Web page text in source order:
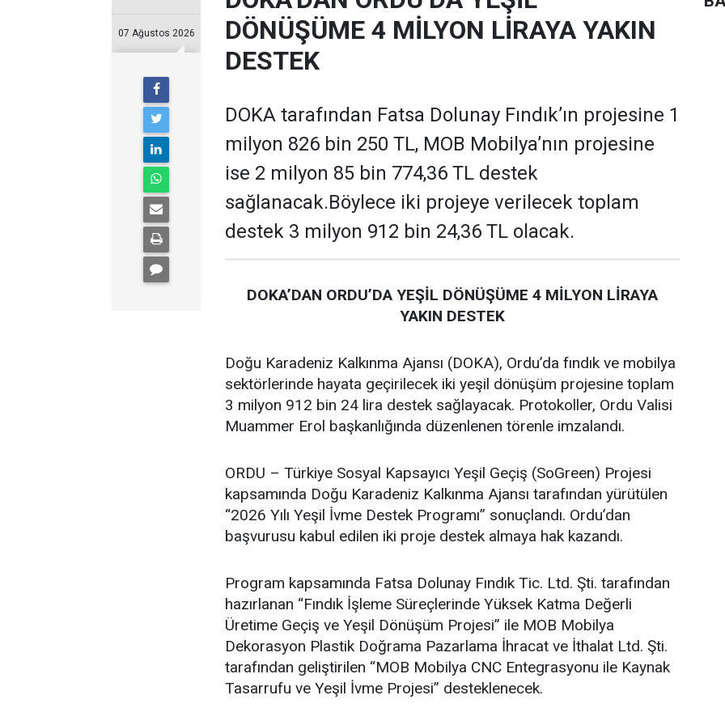
07 Ağustos 2026
DÖNÜŞÜME 4 MİLYON LİRAYA YAKIN
DESTEK
DOKA tarafından Fatsa Dolunay Fındık’ın projesine 1
milyon 826 bin 250 TL, MOB Mobilya’nın projesine
ise 2 milyon 85 bin 774,36 TL destek
sağlanacak.Böylece iki projeye verilecek toplam
destek 3 milyon 912 bin 24,36 TL olacak.
DOKA’DAN ORDU’DA YEŞİL DÖNÜŞÜME 4 MİLYON LİRAYA
YAKIN DESTEK
Doğu Karadeniz Kalkınma Ajansı (DOKA), Ordu’da fındık ve mobilya
sektörlerinde hayata geçirilecek iki yeşil dönüşüm projesine toplam
3 milyon 912 bin 24 lira destek sağlayacak. Protokoller, Ordu Valisi
Muammer Erol başkanlığında düzenlenen törenle imzalandı.
ORDU – Türkiye Sosyal Kapsayıcı Yeşil Geçiş (SoGreen) Projesi
kapsamında Doğu Karadeniz Kalkınma Ajansı tarafından yürütülen
“2026 Yılı Yeşil İvme Destek Programı” sonuçlandı. Ordu’dan
başvurusu kabul edilen iki proje destek almaya hak kazandı.
Program kapsamında Fatsa Dolunay Fındık Tic. Ltd. Şti. tarafından
hazırlanan “Fındık İşleme Süreçlerinde Yüksek Katma Değerli
Üretime Geçiş ve Yeşil Dönüşüm Projesi” ile MOB Mobilya
Dekorasyon Plastik Doğrama Pazarlama İhracat ve İthalat Ltd. Şti.
tarafından geliştirilen “MOB Mobilya CNC Entegrasyonu ile Kaynak
Tasarrufu ve Yeşil İvme Projesi” desteklenecek.